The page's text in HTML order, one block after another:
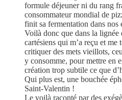
formule déjeuner ni du rang
consommateur mondial de
finit sa fermentation dans nos
Voilà donc que dans la lignée
cartésiens qui m’a reçu et me
critiquer des mets vieillots,
y consomme, pour mettre en
création trop subtile ce que
Qui plus est, une bouchée
Saint-Valentin !
Le voilà raconté par des